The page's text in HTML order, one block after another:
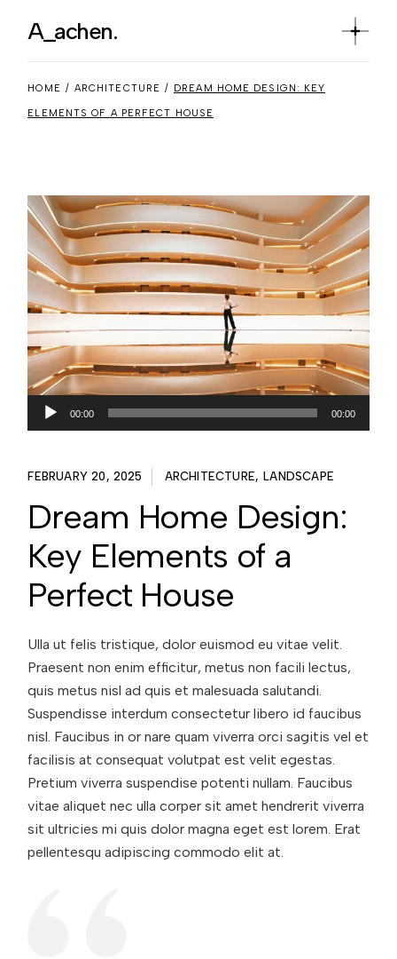
A_achen.
HOME ARCHITECTURE DREAM HOME DESIGN: KEY
ELEMENTS OF A PERFECT HOUSE
Audio
Player
00:00 00:00
FEBRUARY 20, 2025 ARCHITECTURE LANDSCAPE
Dream Home Design:
Key Elements of a
Perfect House
Ulla ut felis tristique, dolor euismod eu vitae velit.
Praesent non enim efficitur, metus non facili lectus,
quis metus nisl ad quis et malesuada salutandi.
Suspendisse interdum consectetur libero id faucibus
nisl. Faucibus in or nare quam viverra orci sagitis vel et
facilisis at consequat volutpat est velit egestas.
Pretium viverra suspendise potenti nullam. Faucibus
vitae aliquet nec ulla corper sit amet hendrerit viverra
sit ultricies mi quis dolor magna eget est lorem. Erat
pellentesqu adipiscing commodo elit at.